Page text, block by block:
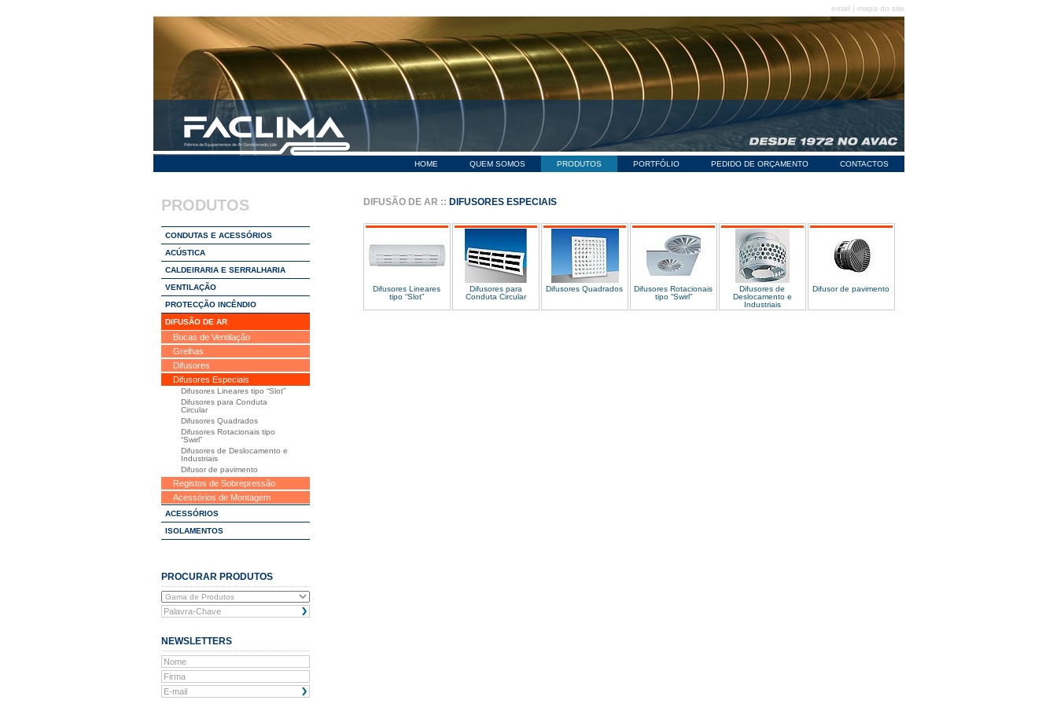
email| mapa do site
CONTACTOS
PEDIDO DE ORÇAMENTO
PORTFÓLIO
PRODUTOS
QUEM SOMOS
HOME
PRODUTOS
CONDUTAS E ACESSÓRIOS
ACÚSTICA
CALDEIRARIA E SERRALHARIA
VENTILAÇÃO
PROTECÇÃO INCÊNDIO
DIFUSÃO DE AR
Bocas de Ventilação
Grelhas
Difusores
Difusores Especiais
Difusores Lineares tipo “Slot”
Difusores para Conduta
Circular
Difusores Quadrados
Difusores Rotacionais tipo
“Swirl”
Difusores de Deslocamento e
Industriais
Difusor de pavimento
Registos de Sobrepressão
Acessórios de Montagem
ACESSÓRIOS
ISOLAMENTOS
PROCURAR PRODUTOS
NEWSLETTERS
DIFUSÃO DE AR :: DIFUSORES ESPECIAIS
Difusores Lineares
tipo “Slot”
Difusores para
Conduta Circular
Difusores Quadrados
Difusores Rotacionais
tipo “Swirl”
Difusores de
Deslocamento e
Industriais
Difusor de pavimento